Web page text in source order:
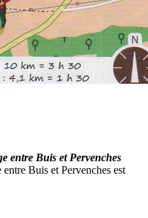
entre Buis et Pervenches
Buis et Pervenches est